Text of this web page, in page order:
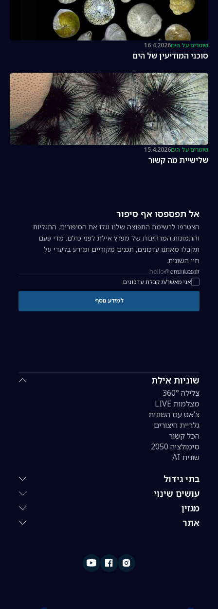
שומרים על הים16.4.2026
סוכני המודיעין של הים
שומרים על הים15.4.2026
שלישיית מה קשור
שוניות אילת
צלילה 360°
מצלמות LIVE
צ'אט עם השונית
גלריית היצורים
הכל קשור
סימולציה 2050
שונית AI
בתי גידול
עושים שינוי
מגזין
אתר
אל תפספסו אף סיפור
הצטרפו לרשימת התפוצה שלנו וגלו את הסיפורים, התגליות
והתמונות המרהיבות של מפרץ אילת לפני כולם. מדי פעם
תקבלו מאתנו עדכונים, תכנים מקוריים ומידע בלעדי על
חיי השונית.
כתובת אימייל להרשמה לניוזלטר
אני מאשר/ת קבלת עדכונים
להצטרפות
למידע נוסף